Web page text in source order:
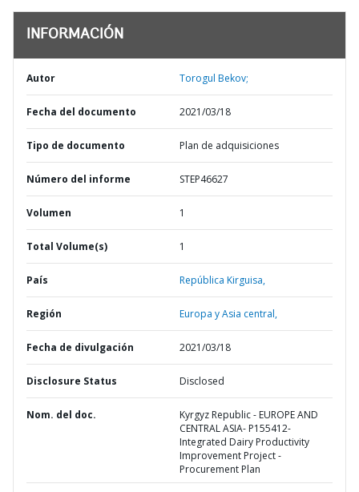
INFORMACIÓN
Autor Torogul Bekov;
Fecha del documento 2021/03/18
Tipo de documento Plan de adquisiciones
Número del informe STEP46627
Volumen 1
Total Volume(s) 1
País República Kirguisa,
Región Europa y Asia central,
Fecha de divulgación 2021/03/18
Disclosure Status Disclosed
Nom. del doc.
Kyrgyz Republic - EUROPE AND
CENTRAL ASIA- P155412-
Integrated Dairy Productivity
Improvement Project -
Procurement Plan